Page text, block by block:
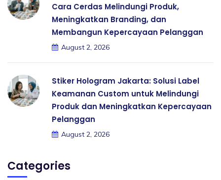
Cara Cerdas Melindungi Produk,
Meningkatkan Branding, dan
Membangun Kepercayaan Pelanggan
August 2, 2026
Stiker Hologram Jakarta: Solusi Label
Keamanan Custom untuk Melindungi
Produk dan Meningkatkan Kepercayaan
Pelanggan
August 2, 2026
Categories